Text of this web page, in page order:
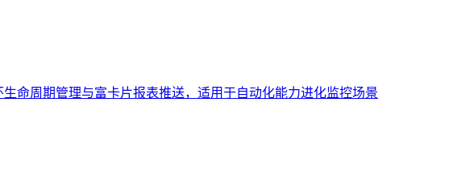
命周期管理与富卡片报表推送，适用于自动化能力进化监控场景